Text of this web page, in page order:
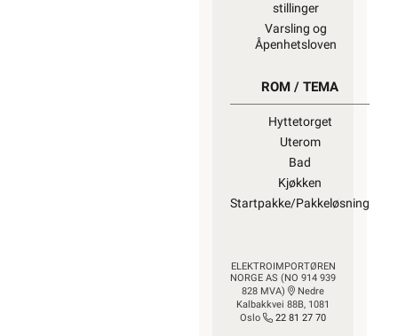
stillinger
Varsling og
Åpenhetsloven
ROM / TEMA
Hyttetorget
Uterom
Bad
Kjøkken
Startpakke/Pakkeløsning
ELEKTROIMPORTØREN
NORGE AS (NO 914 939
828 MVA)
Nedre
Kalbakkvei 88B, 1081
Oslo
22 81 27 70